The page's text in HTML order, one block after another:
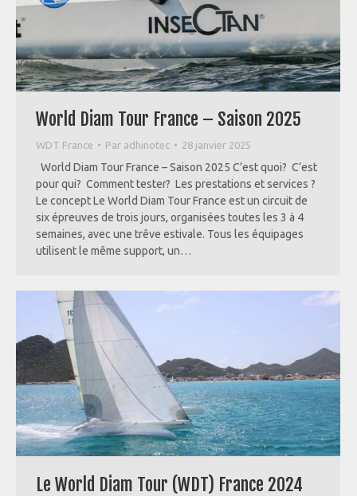
World Diam Tour France – Saison 2025
WDT France Par adhinotec 28 janvier 2025
World Diam Tour France – Saison 2025 C’est quoi? C’est
pour qui? Comment tester? Les prestations et services ?
Le concept Le World Diam Tour France est un circuit de
six épreuves de trois jours, organisées toutes les 3 à 4
semaines, avec une trêve estivale. Tous les équipages
utilisent le même support, un…
Le World Diam Tour (WDT) France 2024